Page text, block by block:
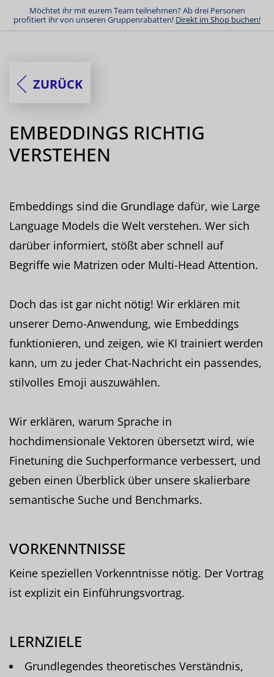
Möchtet ihr mit eurem Team teilnehmen? Ab drei Personen
profitiert ihr von unseren Gruppenrabatten! Direkt im Shop buchen!
ZURÜCK
EMBEDDINGS RICHTIG
VERSTEHEN
Embeddings sind die Grundlage dafür, wie Large
Language Models die Welt verstehen. Wer sich
darüber informiert, stößt aber schnell auf
Begriffe wie Matrizen oder Multi-Head Attention.
Doch das ist gar nicht nötig! Wir erklären mit
unserer Demo-Anwendung, wie Embeddings
funktionieren, und zeigen, wie KI trainiert werden
kann, um zu jeder Chat-Nachricht ein passendes,
stilvolles Emoji auszuwählen.
Wir erklären, warum Sprache in
hochdimensionale Vektoren übersetzt wird, wie
Finetuning die Suchperformance verbessert, und
geben einen Überblick über unsere skalierbare
semantische Suche und Benchmarks.
VORKENNTNISSE
Keine speziellen Vorkenntnisse nötig. Der Vortrag
ist explizit ein Einführungsvortrag.
LERNZIELE
Grundlegendes theoretisches Verständnis,